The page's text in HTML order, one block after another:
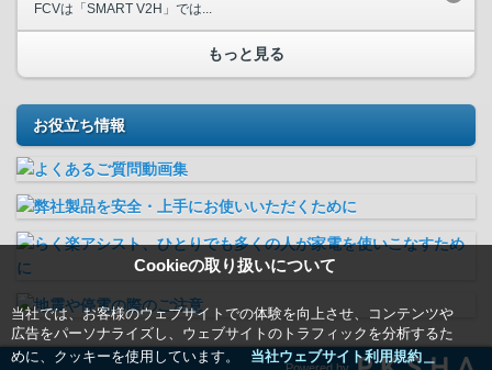
Cookieの取り扱いについて
当社では、お客様のウェブサイトでの体験を向上させ、コンテンツや
広告をパーソナライズし、ウェブサイトのトラフィックを分析するた
めに、クッキーを使用しています。
当社ウェブサイト利用規約＿
FCVは「SMART V2H」では...
もっと見る
お役立ち情報